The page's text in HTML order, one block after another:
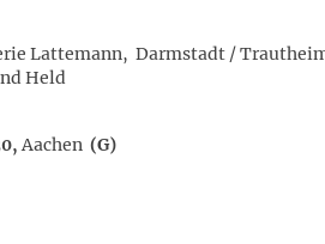
Lattemann, Darmstadt /
Held
Aachen (G)